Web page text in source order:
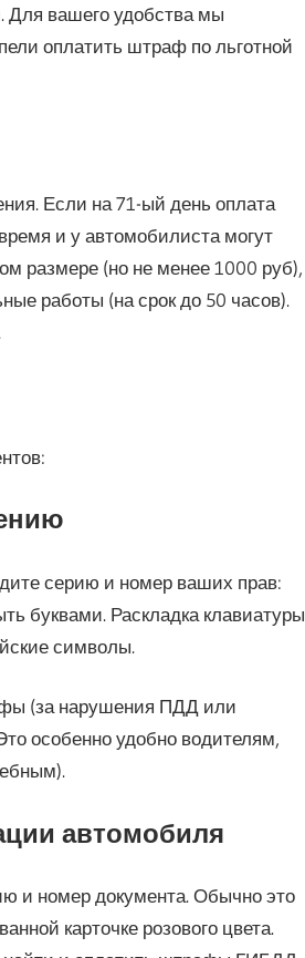
Для вашего удобства мы
оплатить штраф по льготной
Если на 71-ый день оплата
и у автомобилиста могут
размере (но не менее 1000 руб),
работы (на срок до 50 часов).
серию и номер ваших прав:
буквами. Раскладка клавиатуры
символы.
(за нарушения ПДД или
особенно удобно водителям,
автомобиля
и номер документа. Обычно это
карточке розового цвета.